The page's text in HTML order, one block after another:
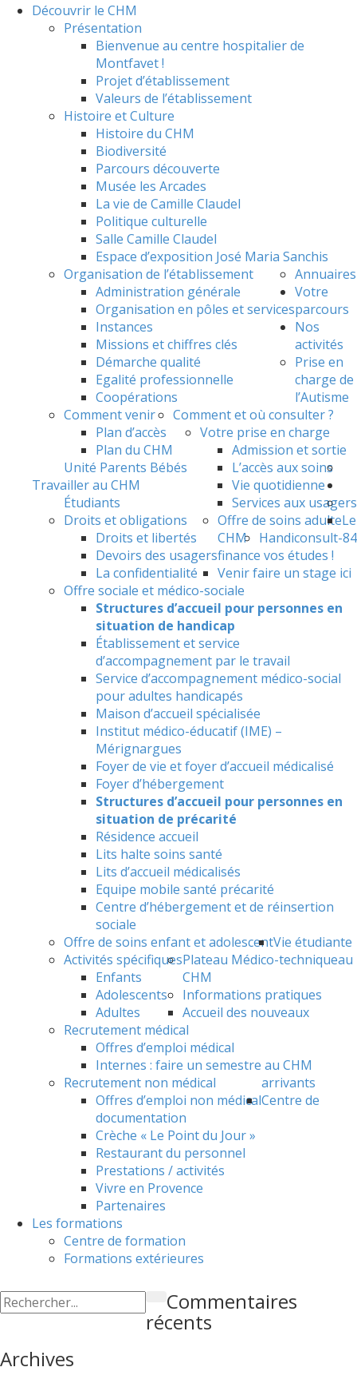
Découvrir le CHM
Présentation
Bienvenue au centre hospitalier de
Montfavet !
Projet d’établissement
Valeurs de l’établissement
Histoire et Culture
Histoire du CHM
Biodiversité
Parcours découverte
Musée les Arcades
La vie de Camille Claudel
Politique culturelle
Salle Camille Claudel
Espace d’exposition José Maria Sanchis
Organisation de l’établissement
Administration générale
Organisation en pôles et services
Instances
Missions et chiffres clés
Démarche qualité
Egalité professionnelle
Coopérations
Annuaires
Comment venir
Plan d’accès
Plan du CHM
Votre
parcours
Comment et où consulter ?
Votre prise en charge
Admission et sortie
L’accès aux soins
Vie quotidienne
Services aux usagers
Droits et obligations
Droits et libertés
Devoirs des usagers
La confidentialité
Nos
activités
Offre de soins adulte
Handiconsult-84
Offre sociale et médico-sociale
Structures d’accueil pour personnes en
situation de handicap
Établissement et service
d’accompagnement par le travail
Service d’accompagnement médico-social
pour adultes handicapés
Maison d’accueil spécialisée
Institut médico-éducatif (IME) –
Mérignargues
Foyer de vie et foyer d’accueil médicalisé
Foyer d’hébergement
Structures d’accueil pour personnes en
situation de précarité
Résidence accueil
Lits halte soins santé
Lits d’accueil médicalisés
Equipe mobile santé précarité
Centre d’hébergement et de réinsertion
sociale
Offre de soins enfant et adolescent
Activités spécifiques
Enfants
Adolescents
Adultes
Plateau Médico-technique
Prise en
charge de
l’Autisme
Unité Parents Bébés
Travailler au CHM
Recrutement médical
Offres d’emploi médical
Internes : faire un semestre au CHM
Étudiants
Le
CHM
finance vos études !
Venir faire un stage ici
Vie étudiante
au
CHM
Recrutement non médical
Offres d’emploi non médical
Informations pratiques
Accueil des nouveaux
arrivants
Centre de
documentation
Crèche « Le Point du Jour »
Restaurant du personnel
Prestations / activités
Vivre en Provence
Partenaires
Les formations
Centre de formation
Formations extérieures
Commentaires
récents
Archives